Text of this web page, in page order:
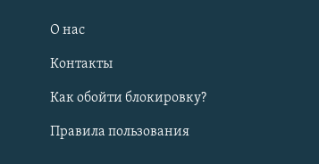
О нас
Контакты
Как обойти блокировку?
Правила пользования